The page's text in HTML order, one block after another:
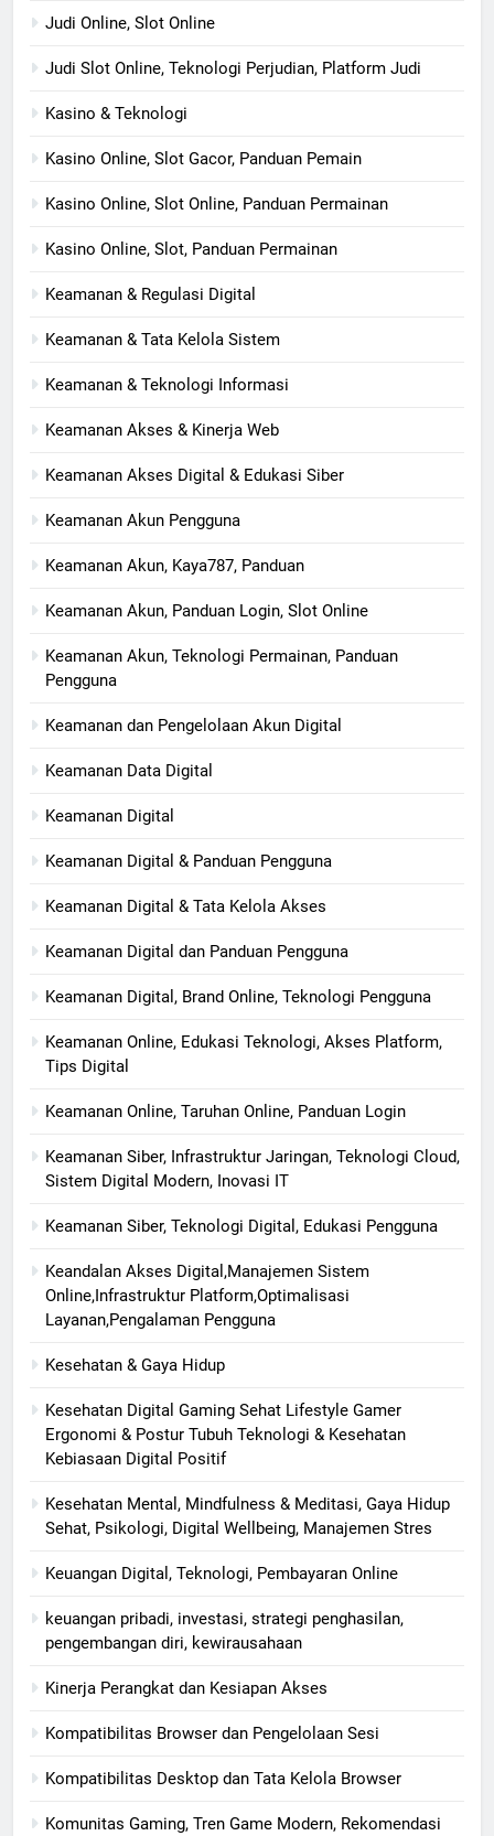
Judi Online, Slot Online
Judi Slot Online, Teknologi Perjudian, Platform Judi
Kasino & Teknologi
Kasino Online, Slot Gacor, Panduan Pemain
Kasino Online, Slot Online, Panduan Permainan
Kasino Online, Slot, Panduan Permainan
Keamanan & Regulasi Digital
Keamanan & Tata Kelola Sistem
Keamanan & Teknologi Informasi
Keamanan Akses & Kinerja Web
Keamanan Akses Digital & Edukasi Siber
Keamanan Akun Pengguna
Keamanan Akun, Kaya787, Panduan
Keamanan Akun, Panduan Login, Slot Online
Keamanan Akun, Teknologi Permainan, Panduan
Pengguna
Keamanan dan Pengelolaan Akun Digital
Keamanan Data Digital
Keamanan Digital
Keamanan Digital & Panduan Pengguna
Keamanan Digital & Tata Kelola Akses
Keamanan Digital dan Panduan Pengguna
Keamanan Digital, Brand Online, Teknologi Pengguna
Keamanan Online, Edukasi Teknologi, Akses Platform,
Tips Digital
Keamanan Online, Taruhan Online, Panduan Login
Keamanan Siber, Infrastruktur Jaringan, Teknologi Cloud,
Sistem Digital Modern, Inovasi IT
Keamanan Siber, Teknologi Digital, Edukasi Pengguna
Keandalan Akses Digital,Manajemen Sistem
Online,Infrastruktur Platform,Optimalisasi
Layanan,Pengalaman Pengguna
Kesehatan & Gaya Hidup
Kesehatan Digital Gaming Sehat Lifestyle Gamer
Ergonomi & Postur Tubuh Teknologi & Kesehatan
Kebiasaan Digital Positif
Kesehatan Mental, Mindfulness & Meditasi, Gaya Hidup
Sehat, Psikologi, Digital Wellbeing, Manajemen Stres
Keuangan Digital, Teknologi, Pembayaran Online
keuangan pribadi, investasi, strategi penghasilan,
pengembangan diri, kewirausahaan
Kinerja Perangkat dan Kesiapan Akses
Kompatibilitas Browser dan Pengelolaan Sesi
Kompatibilitas Desktop dan Tata Kelola Browser
Komunitas Gaming, Tren Game Modern, Rekomendasi